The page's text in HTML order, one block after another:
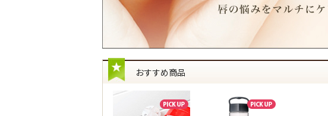
●マルチケアリップ 01…0個／マルチケアリップ 02…0個
※マルチケアリップ 01は、完売いたしました。
※マルチケアリップ 02は、完売いたしました。
2021.11.15
【（在庫数更新）販売終了のお知らせ】 60の夜の在庫は2個と
60の朝・60の夜・マルチケアリップは、在庫限りとさせていた
長らくのご愛顧ありがとうございました。
※60の朝は、完売いたしました。
※マルチケアリップ 01は、完売いたしました。
おすすめ商品